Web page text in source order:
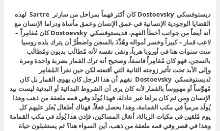
ديستوفسكي Dostoevsky كان أكثر فهماً بمراحل من سارتر Sartre لهذه
القضايا الوجودية الإنسانية في عمق الإنسان وعمق مأساة ودراما الإنسان مع
أنه أيضاً من جوانب أخطأ الفهم، فديستوفسكي Dostoevsky كان مُقامِراً –
لاعب قمار – كبيراً وخسر أمواله وهُدِّدَ بالسجن واضطُرَّ أن يترك بلده روسيا
ست سنوات هنا في أوروبا هرباً، ونفى نفسه لأنه مُطالَب بديون ومُطالَب
بالسجن، فهو كان مُقامِراً فاسقاً، وصحيح أنه ترك القمار بضربة واحدة ومرة
وإلى الأبد تحت تأثير زوجته الثانية التي أقنعته لكن حين نقرأ المُقامِر
لديستوفسكي Dostoevsky نفهم أن هذا الرجل كان يهوى القمار بل كان
مُهوَّساً أو مهووساً بالقمار لأنه كان يرى أن الشروط البدائية أو البدئية ليست بيد
الإنسان ومن ثم كان يراها غير عادلة، فهذا يُولَد وفي فمه ملعقة من ذهب وهذا
يُولَد مرمياً في مكب القمامة، وهذا يحصل فعلاً، فهناك أطفال يُعثَر عليهم كل
يوم مُلقين في مكبات الزبالة، أنغال المساكين، فإذن هذا يُولَد في مكب القمامة
وهذا في قصر وفي فمه ملعقة من ذهب، أين السواء هنا؟ ثم يستقبلون حياة